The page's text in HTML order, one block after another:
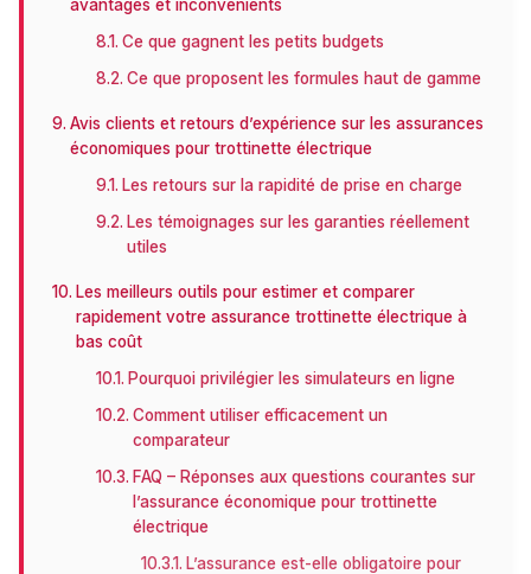
avantages et inconvénients
Ce que gagnent les petits budgets
Ce que proposent les formules haut de gamme
Avis clients et retours d’expérience sur les assurances
économiques pour trottinette électrique
Les retours sur la rapidité de prise en charge
Les témoignages sur les garanties réellement
utiles
Les meilleurs outils pour estimer et comparer
rapidement votre assurance trottinette électrique à
bas coût
Pourquoi privilégier les simulateurs en ligne
Comment utiliser efficacement un
comparateur
FAQ – Réponses aux questions courantes sur
l’assurance économique pour trottinette
électrique
L’assurance est-elle obligatoire pour